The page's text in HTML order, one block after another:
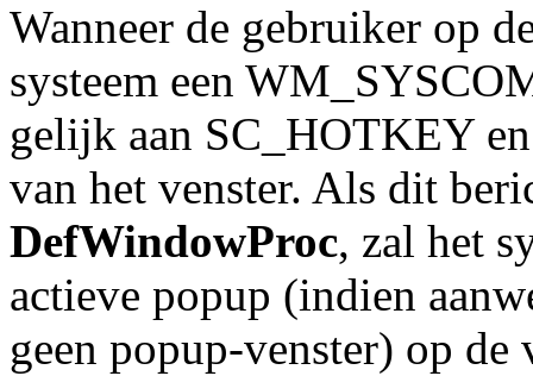
Wanneer de gebruiker op
systeem een
gelijk aan SC_HOTKEY
van het venster. Als dit
DefWindowProc, zal het
actieve popup (indien
geen popup-venster) op